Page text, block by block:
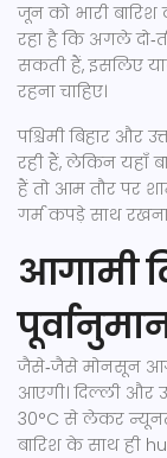
जून को भारी
रहा है कि अगले
सकती हैं, इसलिए
रहना चाहिए।
पश्चिमी बिहार और
रही हैं, लेकिन यहाँ
हैं तो आम तौर पर
गर्म कपड़े साथ
आगामी
जैसे‑जैसे मोनसून आगे
आएगी। दिल्ली और
30°C से लेकर
बारिश के साथ ही